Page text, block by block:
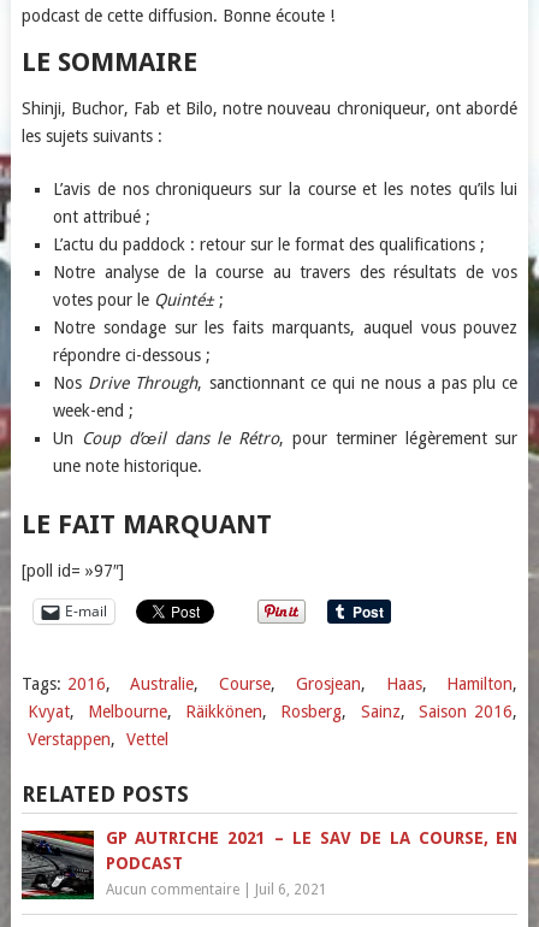
podcast de cette diffusion. Bonne écoute !
LE SOMMAIRE
Shinji, Buchor, Fab et Bilo, notre nouveau chroniqueur, ont abordé
les sujets suivants :
L’avis de nos chroniqueurs sur la course et les notes qu’ils lui
ont attribué ;
L’actu du paddock : retour sur le format des qualifications ;
Notre analyse de la course au travers des résultats de vos
votes pour le Quinté±;
Notre sondage sur les faits marquants, auquel vous pouvez
répondre ci-dessous ;
Nos Drive Through, sanctionnant ce qui ne nous a pas plu ce
week-end ;
Un Coup d’œil dans le Rétro, pour terminer légèrement sur
une note historique.
LE FAIT MARQUANT
[poll id= »97″]
E-mail
Tags: 2016, Australie, Course, Grosjean, Haas, Hamilton,
Kvyat, Melbourne, Räikkönen, Rosberg, Sainz, Saison 2016,
Verstappen, Vettel
RELATED POSTS
GP AUTRICHE 2021 – LE SAV DE LA COURSE, EN
PODCAST
Aucun commentaire| Juil 6, 2021